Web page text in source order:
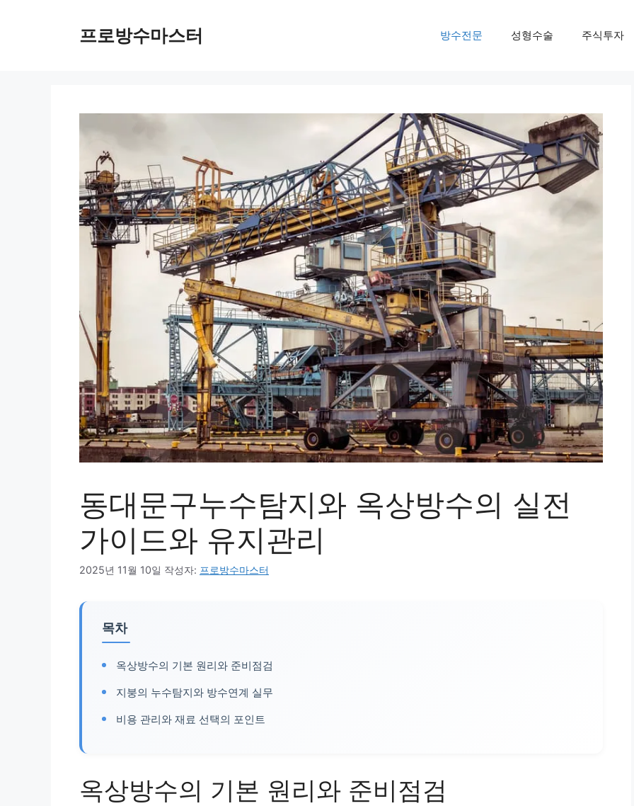
프로방수마스터 방수전문 성형수술 주식투자
동대문구누수탐지와 옥상방수의 실전
가이드와 유지관리
2025년 11월 10일 작성자: 프로방수마스터
목차
옥상방수의 기본 원리와 준비점검
지붕의 누수탐지와 방수연계 실무
비용 관리와 재료 선택의 포인트
옥상방수의 기본 원리와 준비점검